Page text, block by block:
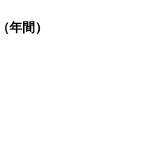
年間）